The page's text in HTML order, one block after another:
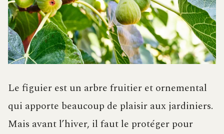
Le figuier est un arbre fruitier et ornemental
qui apporte beaucoup de plaisir aux jardiniers.
Mais avant l’hiver, il faut le protéger pour